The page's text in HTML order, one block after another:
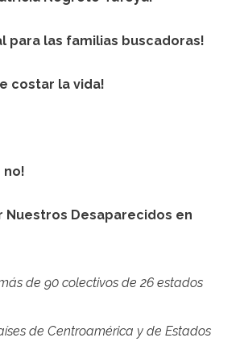
para las familias buscadoras!
costar la vida!
no!
Nuestros Desaparecidos en
de 90 colectivos de 26 estados
de Centroamérica y de Estados